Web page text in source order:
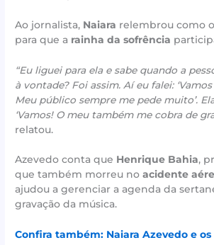
Ao jornalista, Naiara relembrou como
para que a rainha da sofrência
“Eu liguei para ela e sabe quando a
à vontade? Foi assim. Aí eu falei:
Meu público sempre me pede muito’.
‘Vamos! O meu também me cobra de
relatou.
Azevedo conta que Henrique Bahia,
que também morreu noacidente
ajudou a gerenciar a agenda da
gravação da música.
Confira também: Naiara Azevedo e os